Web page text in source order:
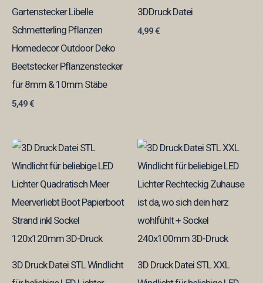
Gartenstecker Libelle
Schmetterling Pflanzen
Homedecor Outdoor Deko
Beetstecker Pflanzenstecker
für 8mm & 10mm Stäbe
5,49€
3DDruck Datei
4,99€
3D Druck Datei STL Windlicht
3D Druck Datei STL XXL